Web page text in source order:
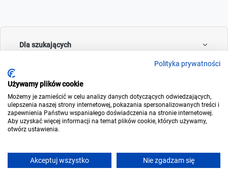
Dla szukających
Dla wynajmujących
Polityka prywatności
Używamy plików cookie
Możemy je zamieścić w celu analizy danych dotyczących odwiedzających,
ulepszenia naszej strony internetowej, pokazania spersonalizowanych treści i
zapewnienia Państwu wspaniałego doświadczenia na stronie internetowej.
Aby uzyskać więcej informacji na temat plików cookie, których używamy,
otwórz ustawienia.
Akceptuj wszystko Nie zgadzam się